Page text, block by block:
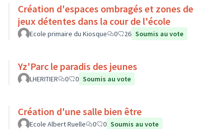
Création d'espaces ombragés et zones de
jeux détentes dans la cour de l'école
Ecole primaire du Kiosque 0 26 Soumis au vote
Yz'Parc le paradis des jeunes
LHERITIER 0 0 Soumis au vote
Création d'une salle bien être
Ecole Albert Ruelle 0 0 Soumis au vote